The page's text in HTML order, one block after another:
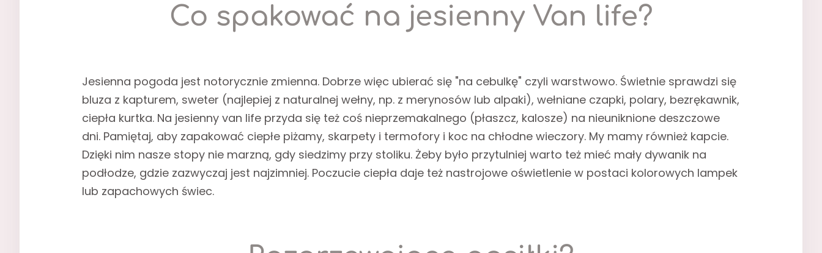
Co spakować na jesienny Van life?
Jesienna pogoda jest notorycznie zmienna. Dobrze więc ubierać się "na cebulkę" czyli warstwowo. Świetnie sprawdzi się
bluza z kapturem, sweter (najlepiej z naturalnej wełny, np. z merynosów lub alpaki), wełniane czapki, polary, bezrękawnik,
ciepła kurtka. Na jesienny van life przyda się też coś nieprzemakalnego (płaszcz, kalosze) na nieuniknione deszczowe
dni. Pamiętaj, aby zapakować ciepłe piżamy, skarpety i termofory i koc na chłodne wieczory. My mamy również kapcie.
Dzięki nim nasze stopy nie marzną, gdy siedzimy przy stoliku. Żeby było przytulniej warto też mieć mały dywanik na
podłodze, gdzie zazwyczaj jest najzimniej. Poczucie ciepła daje też nastrojowe oświetlenie w postaci kolorowych lampek
lub zapachowych świec.